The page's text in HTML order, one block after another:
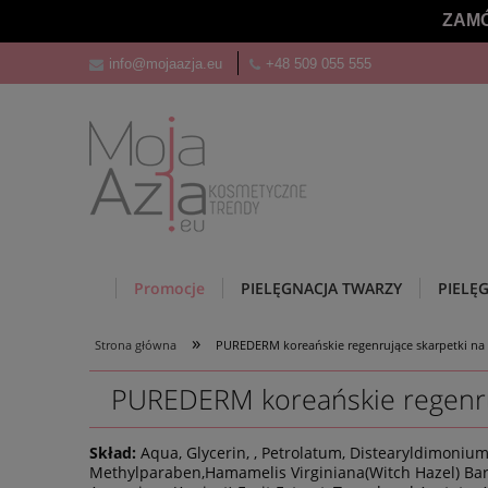
info@mojaazja.eu +48 509 055 555
Promocje PIELĘGNACJA TWARZY
Strona główna » PUREDERM koreańskie regenrujące skarpetki
PUREDERM koreańskie
Skład: Aqua, Glycerin, , Petrolatum,
Methylparaben,Hamamelis Virginiana(Witch Hazel)